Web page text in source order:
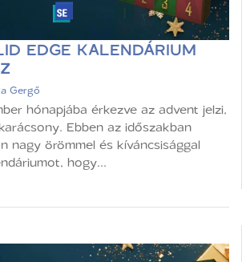
EDGE KALENDÁRIUM
Gergő
hónapjába érkezve az advent jelzi,
Ebben az időszakban
nagy örömmel és kíváncsisággal
hogy...